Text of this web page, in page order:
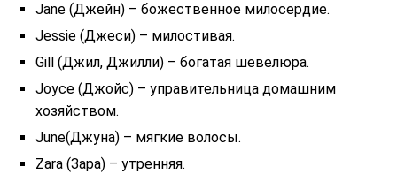
Jane (Джейн) – божественное милосердие.
Jessie (Джеси) – милостивая.
Gill (Джил, Джилли) – богатая шевелюра.
Joyce (Джойс) – управительница домашним
хозяйством.
June(Джуна) – мягкие волосы.
Zara (Зара) – утренняя.